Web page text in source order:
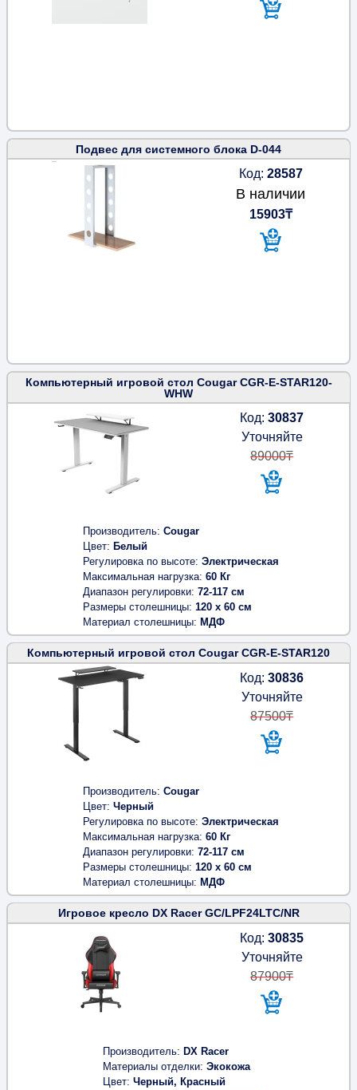
Подвес для системного блока D-044
Код: 28587
В наличии
15903₸
Компьютерный игровой стол Cougar CGR-E-STAR120-
WHW
Код:30837
Уточняйте
89000₸
Производитель Cougar
Цвет
Белый
Регулировка по высоте Электрическая
Максимальная нагрузка 60 Кг
Диапазон регулировки 72-117 см
Размеры столешницы 120 x 60 см
Материал столешницы
МДФ
Компьютерный игровой стол Cougar CGR-E-STAR120
Код:30836
Уточняйте
87500₸
Производитель Cougar
Цвет Черный
Регулировка по высоте Электрическая
Максимальная нагрузка 60 Кг
Диапазон регулировки 72-117 см
Размеры столешницы 120 x 60 см
Материал столешницы
МДФ
Игровое кресло DX Racer GC/LPF24LTC/NR
Код:30835
Уточняйте
87900₸
Производитель
DX Racer
Материалы отделки Экокожа
Цвет Черный, Красный